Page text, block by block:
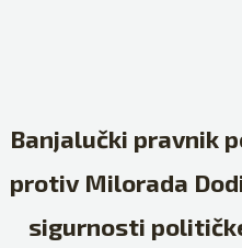
Banjalučki pravnik
protiv Milorada
sigurnosti